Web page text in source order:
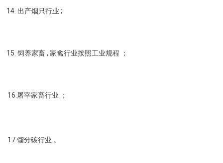
出产烟只行业 ;
饲养家畜 , 家禽行业按照工业规程 ；
16.屠宰家畜行业 ；
17.馏分碳行业 。